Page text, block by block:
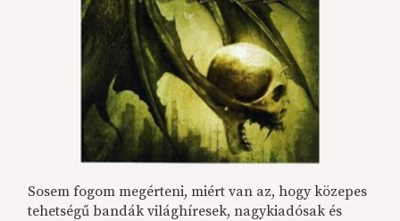
Sosem fogom megérteni, miért van az, hogy közepes
tehetségű bandák világhíresek, nagykiadósak és